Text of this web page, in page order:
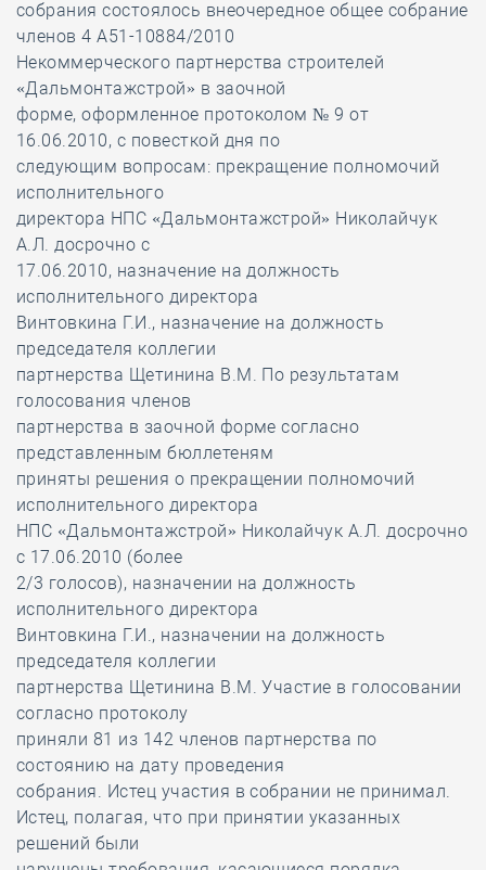
собрания состоялось внеочередное общее собрание
членов 4 А51-10884/2010
Некоммерческого партнерства строителей
«Дальмонтажстрой» в заочной
форме, оформленное протоколом № 9 от
16.06.2010, с повесткой дня по
следующим вопросам: прекращение полномочий
исполнительного
директора НПС «Дальмонтажстрой» Николайчук
А.Л. досрочно с
17.06.2010, назначение на должность
исполнительного директора
Винтовкина Г.И., назначение на должность
председателя коллегии
партнерства Щетинина В.М. По результатам
голосования членов
партнерства в заочной форме согласно
представленным бюллетеням
приняты решения о прекращении полномочий
исполнительного директора
НПС «Дальмонтажстрой» Николайчук А.Л. досрочно
с 17.06.2010 (более
2/3 голосов), назначении на должность
исполнительного директора
Винтовкина Г.И., назначении на должность
председателя коллегии
партнерства Щетинина В.М. Участие в голосовании
согласно протоколу
приняли 81 из 142 членов партнерства по
состоянию на дату проведения
собрания. Истец участия в собрании не принимал.
Истец, полагая, что при принятии указанных
решений были